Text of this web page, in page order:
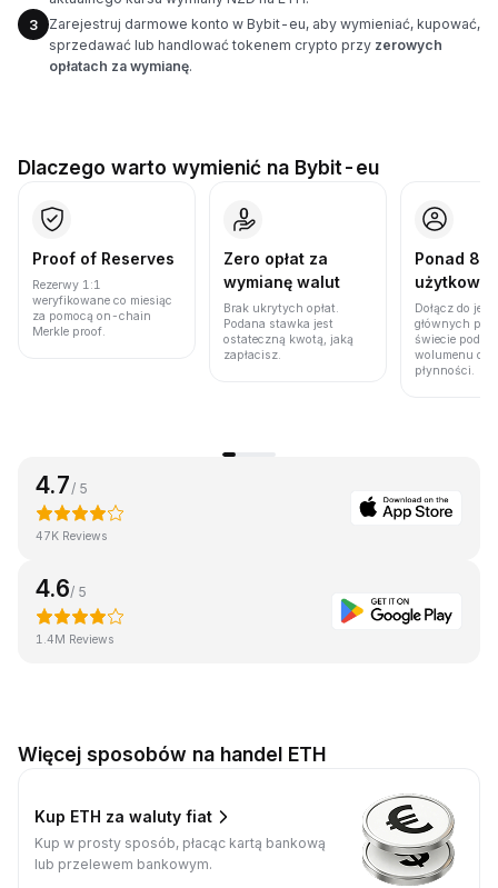
3
Zarejestruj darmowe konto w Bybit-eu, aby wymieniać, kupować,
sprzedawać lub handlować tokenem crypto przy zerowych
opłatach za wymianę.
Dlaczego warto wymienić na Bybit-eu
Proof of Reserves
Rezerwy 1:1
weryfikowane co miesiąc
za pomocą on-chain
Merkle proof.
Zero opłat za
wymianę walut
Brak ukrytych opłat.
Podana stawka jest
ostateczną kwotą, jaką
zapłacisz.
Ponad 86
Dołącz do
głównych
świecie pod
wolumenu
płynności.
4.7 / 5
47K Reviews
4.6/ 5
1.4M Reviews
Więcej sposobów na handel ETH
Kup ETH za waluty fiat
Kup w prosty sposób, płacąc kartą bankową
lub przelewem bankowym.